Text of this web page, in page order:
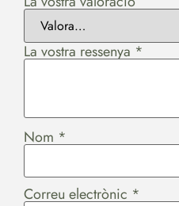
La vostra ressenya *
Nom *
Correu electrònic *